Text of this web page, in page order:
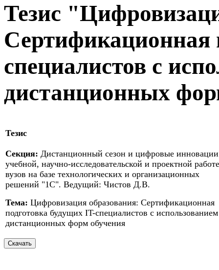
Тезис
Сертификационная
специалистов с
дистанционных
Тезис
Секция: Дистанционный сезон и цифровые
учебной, научно-исследовательской и проектной работе
вузов на базе технологических и организационных
решений "1С". Ведущий: Чистов Д.В.
Тема: Цифровизация образования: Сертификационная
подготовка будущих IT-специалистов с использованием
дистанционных форм обучения